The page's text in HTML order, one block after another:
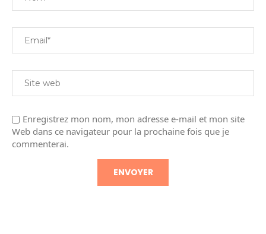
Enregistrez mon nom, mon adresse e-mail et mon site
Web dans ce navigateur pour la prochaine fois que je
commenterai.